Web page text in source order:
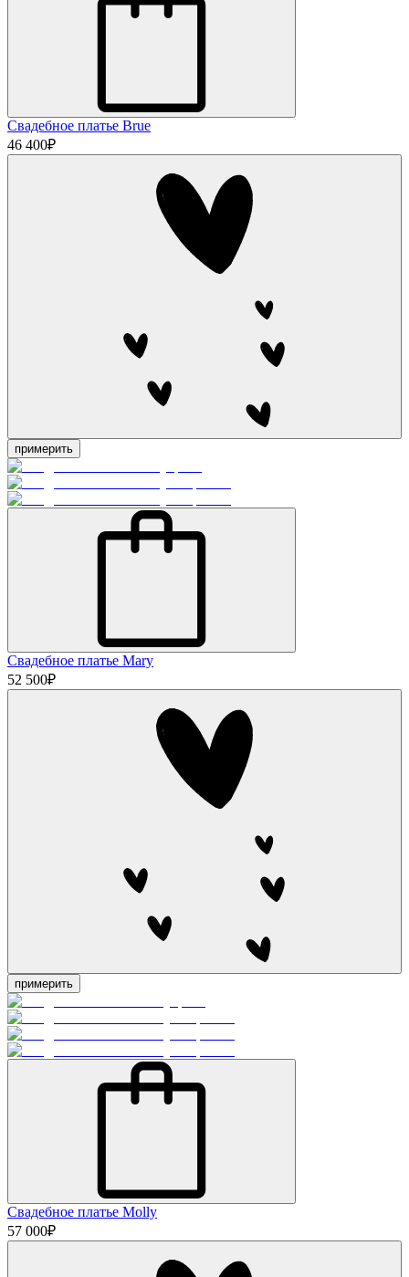
Свадебное платье Brue
46 400₽
примерить
Свадебное платье Mary
52 500₽
примерить
Свадебное платье Molly
57 000₽